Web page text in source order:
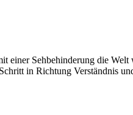
einer Sehbehinderung die
in Richtung Verständnis